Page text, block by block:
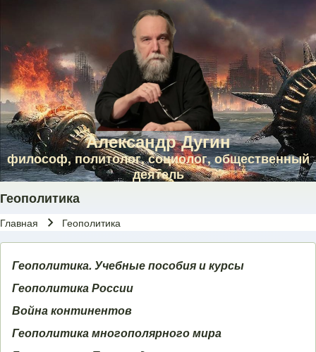
Перейти к основному содержанию
Александр Дугин
философ, политолог, социолог, общественный
деятель
Геополитика
Главная Геополитика
Геополитика. Учебные пособия и курсы
Геополитика России
Война континентов
Геополитика многополярного мира